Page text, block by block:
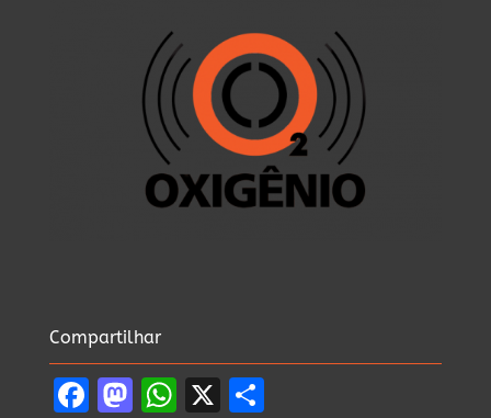
Compartilhar
Facebook
Mastodon
WhatsApp
X Share